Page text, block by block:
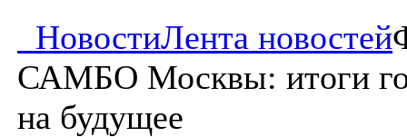
НовостиЛента новостей
САМБО Москвы: итоги
на будущее